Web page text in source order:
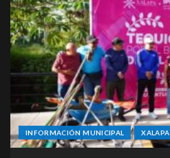
INFORMACIÓN MUNICIPAL XALAPA